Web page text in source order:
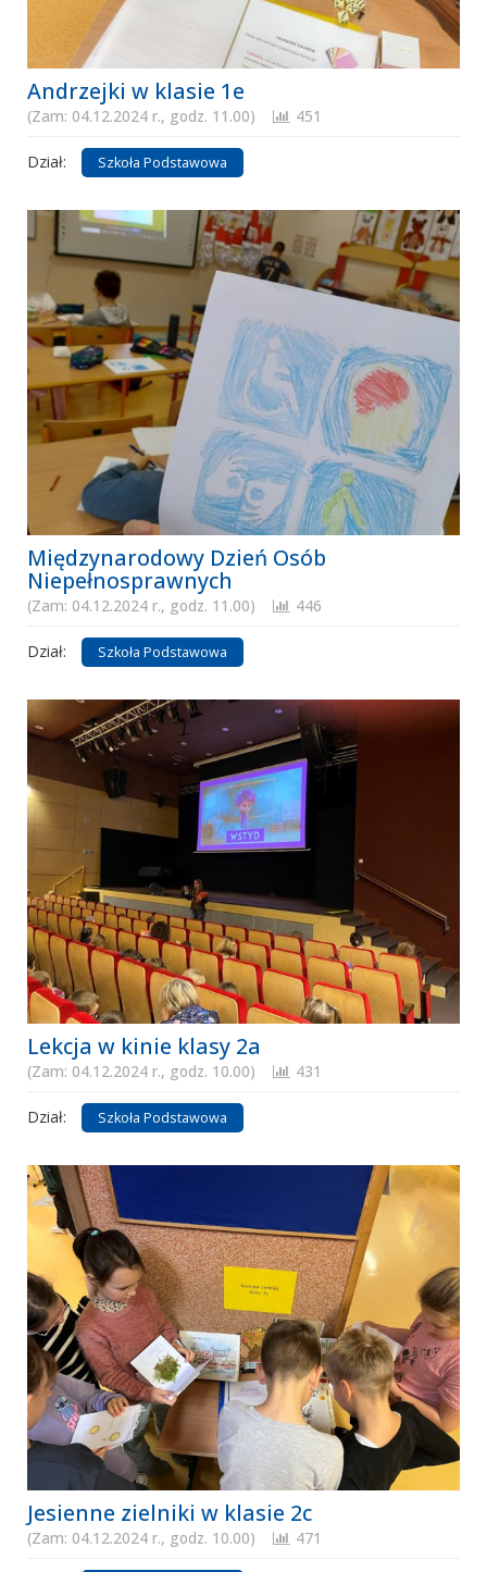
Andrzejki w klasie 1e
(Zam: 04.12.2024 r., godz. 11.00) 451
Dział: Szkoła Podstawowa
Międzynarodowy Dzień Osób
Niepełnosprawnych
(Zam: 04.12.2024 r., godz. 11.00) 446
Dział: Szkoła Podstawowa
Lekcja w kinie klasy 2a
(Zam: 04.12.2024 r., godz. 10.00) 431
Dział: Szkoła Podstawowa
Jesienne zielniki w klasie 2c
(Zam: 04.12.2024 r., godz. 10.00) 471